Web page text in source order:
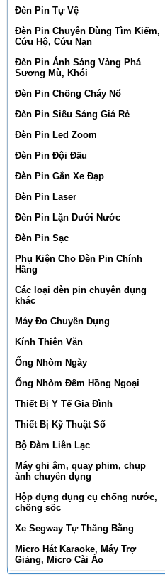
Đèn Pin Tự Vệ
Đèn Pin Chuyên Dùng Tìm Kiếm,
Cứu Hộ, Cứu Nạn
Đèn Pin Ánh Sáng Vàng Phá
Sương Mù, Khói
Đèn Pin Chống Cháy Nổ
Đèn Pin Siêu Sáng Giá Rẻ
Đèn Pin Led Zoom
Đèn Pin Đội Đầu
Đèn Pin Gắn Xe Đạp
Đèn Pin Laser
Đèn Pin Lặn Dưới Nước
Đèn Pin Sạc
Phụ Kiện Cho Đèn Pin Chính
Hãng
Các loại đèn pin chuyên dụng
khác
Máy Đo Chuyên Dụng
Kính Thiên Văn
Ống Nhòm Ngày
Ống Nhòm Đêm Hồng Ngoại
Thiết Bị Y Tế Gia Đình
Thiết Bị Kỹ Thuật Số
Bộ Đàm Liên Lạc
Máy ghi âm, quay phim, chụp
ảnh chuyên dụng
Hộp đựng dụng cụ chống nước,
chống sốc
Xe Segway Tự Thăng Bằng
Micro Hát Karaoke, Máy Trợ
Giảng, Micro Cài Áo